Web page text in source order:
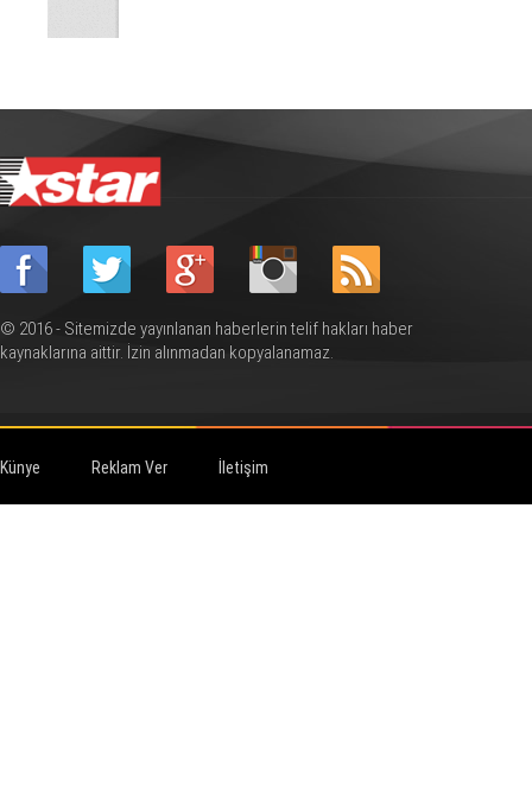
© 2016 - Sitemizde yayınlanan haberlerin telif hakları haber
kaynaklarına aittir. İzin alınmadan kopyalanamaz.
Künye Reklam Ver İletişim